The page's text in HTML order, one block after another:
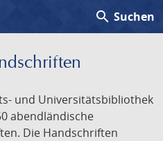
search Suchen
und Universitätsbibliothek
abendländische
Die Handschriften